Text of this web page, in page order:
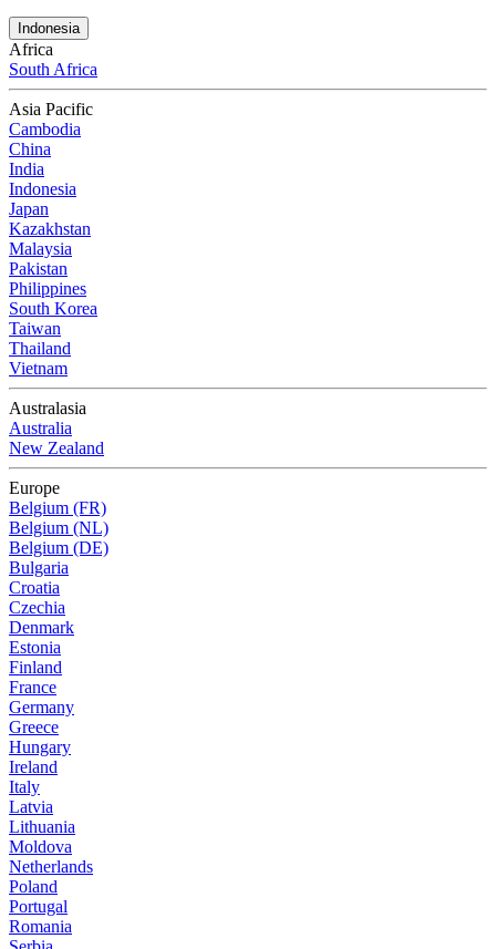
Indonesia
Africa
South Africa
Asia Pacific
Cambodia
China
India
Indonesia
Japan
Kazakhstan
Malaysia
Pakistan
Philippines
South Korea
Taiwan
Thailand
Vietnam
Australasia
Australia
New Zealand
Europe
Belgium (FR)
Belgium (NL)
Belgium (DE)
Bulgaria
Croatia
Czechia
Denmark
Estonia
Finland
France
Germany
Greece
Hungary
Ireland
Italy
Latvia
Lithuania
Moldova
Netherlands
Poland
Portugal
Romania